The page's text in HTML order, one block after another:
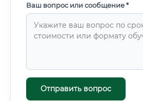
Ваш вопрос или сообщение *
Отправить вопрос